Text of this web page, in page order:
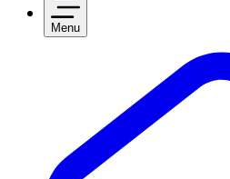
Menu